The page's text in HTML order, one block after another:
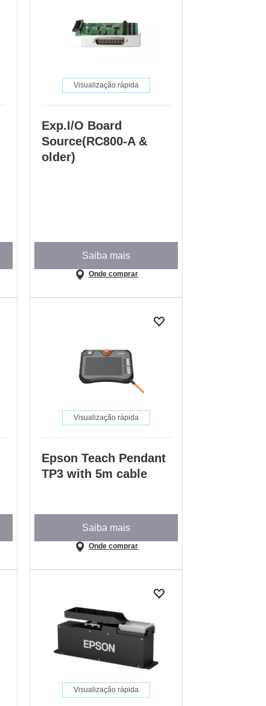
Visualização rápida
Exp.I/O Board
Source(RC800-A &
older)
Saiba mais
Onde comprar
Visualização rápida
Epson Teach Pendant
TP3 with 5m cable
Saiba mais
Onde comprar
Visualização rápida